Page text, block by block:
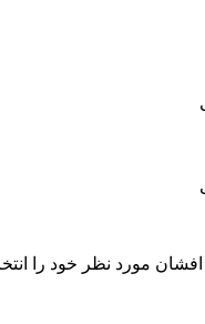
افشان مورد نظر خود را